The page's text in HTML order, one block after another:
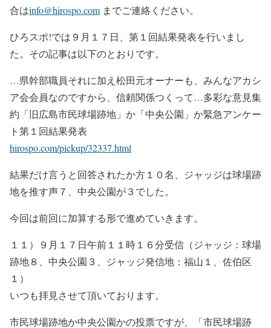
合はinfo@hirospo.com までご連絡ください。
ひろスポ!では９月１７日、第１回結果発表を行いまし
た。その記事は以下のとおりです。
…県幹部職員それに加え松田元オーナーも、みんなアカシ
ア会会員なのですから、信頼関係つくって…多彩な意見集
約「旧広島市民球場跡地」か「中央公園」か緊急アンケー
ト第１回結果発表
hirospo.com/pickup/32337.html
結果だけ言うと回答されたか方１０名、ジャッジは球場跡
地を推す声７、中央公園が３でした。
今回は前回に加算する形で進めていきます。
１１）９月１７日午前１１時１６分受信（ジャッジ：球場
跡地８、中央公園３、ジャッジ発信地：福山１、佐伯区
１）
いつも拝見させて頂いております。
市民球場跡地か中央公園かの投票ですが、「市民球場跡